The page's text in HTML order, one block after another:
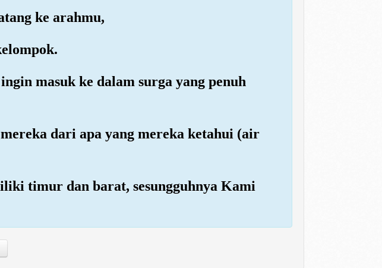
ke arahmu,
masuk ke dalam surga yang penuh
dari apa yang mereka ketahui (air
timur dan barat, sesungguhnya Kami